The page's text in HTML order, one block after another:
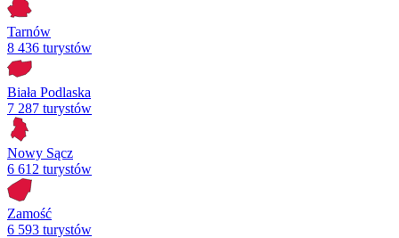
Tarnów
8 436 turystów
Biała Podlaska
7 287 turystów
Nowy Sącz
6 612 turystów
Zamość
6 593 turystów